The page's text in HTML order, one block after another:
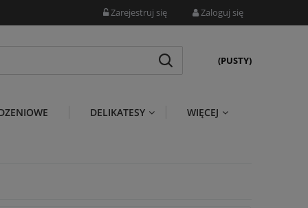
Zarejestruj się Zaloguj się
(PUSTY)
DELIKATESY WIĘCEJ